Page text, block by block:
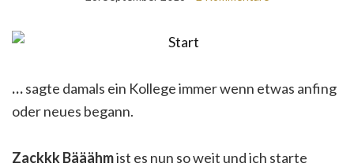
…sagte damals ein Kollege immer wenn etwas anfing
oder neues begann.
Zackkk Bääähmist es nun so weit und ich starte